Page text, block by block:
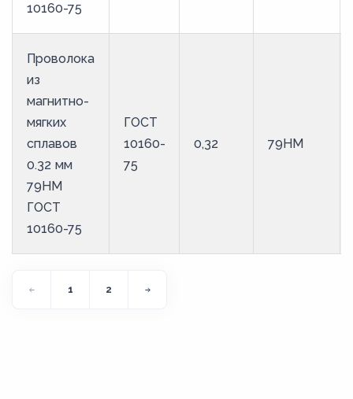
10160-75
Проволока
из
магнитно-
мягких
сплавов
0.32 мм
79НМ
ГОСТ
10160-75
ГОСТ
10160-
75
0,32 79НМ
1 2